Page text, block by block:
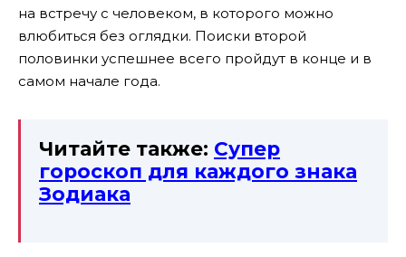
на встречу с человеком, в которого можно
влюбиться без оглядки. Поиски второй
половинки успешнее всего пройдут в конце и в
самом начале года.
Читайте также: Супер
гороскоп для каждого знака
Зодиака